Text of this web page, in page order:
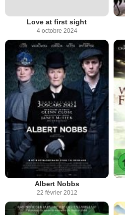
Love at first sight
4 octobre 2024
Albert Nobbs
22 février 2012